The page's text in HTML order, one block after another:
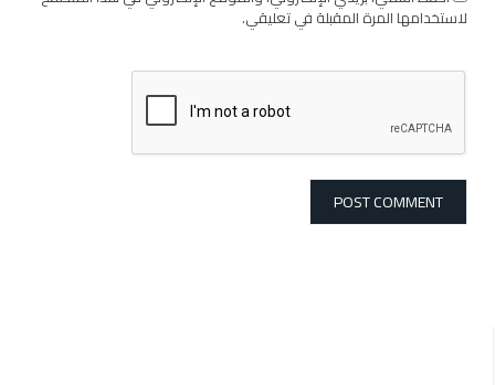
لاستخدامها المرة المقبلة في تعليقي.